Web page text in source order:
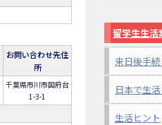
お問い合わせ先住
所
千葉県市川市国府台
1-3-1
留学生生活
来日後手続
日本で生
生活ヒント